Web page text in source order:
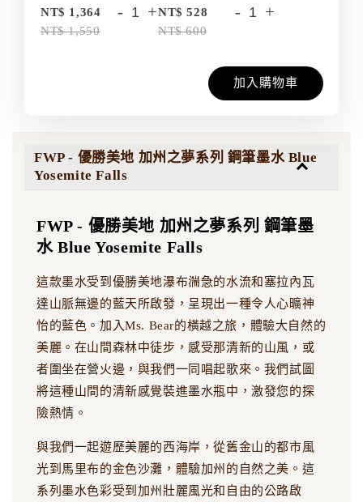
NT$ 1,364
NT$ 1,550
- +NT$ 528
NT$ 600
- +
加入購物車
FWP - 優勝美地 加州之夢系列 鋼筆墨水 Blue
Yosemite Falls
FWP - 優勝美地 加州之夢系列 鋼筆墨
水 Blue Yosemite Falls
這款墨水受到優勝美地瀑布湍急的水流和塞拉內瓦
達山脈無邊的藍天所啟發，呈現出一種令人心曠神
怡的藍色。加入Ms. Bear的橫越之旅，體驗大自然的
美麗。在山間森林中徒步，感受那清新的山風，或
者圍坐在營火邊，與我們一同唱起歌來。我們試圖
將這種山間的清新感覺裝進墨水瓶中，激發您的探
險熱情。
與我們一起遊歷美麗的西海岸，從舊金山的都市風
光到馬里布的金色沙灘，體驗加州的自然之美。這
系列墨水色彩受到加州壯麗風光和自由的公路啟